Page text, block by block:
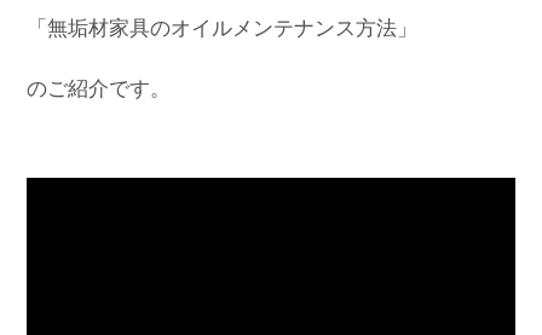
「無垢材家具のオイルメンテナンス方法」
のご紹介です。